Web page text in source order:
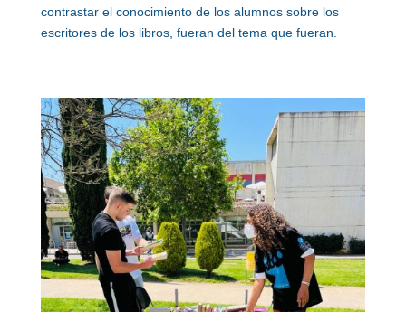
contrastar el conocimiento de los alumnos sobre los
escritores de los libros, fueran del tema que fueran.